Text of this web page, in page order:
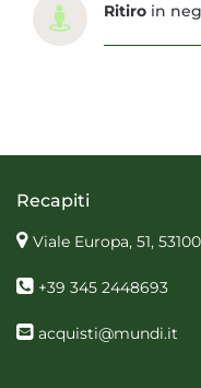
Ritiro in
Recapiti
Viale Europa, 51,
+39 345 2448693
acquisti@mundi.it